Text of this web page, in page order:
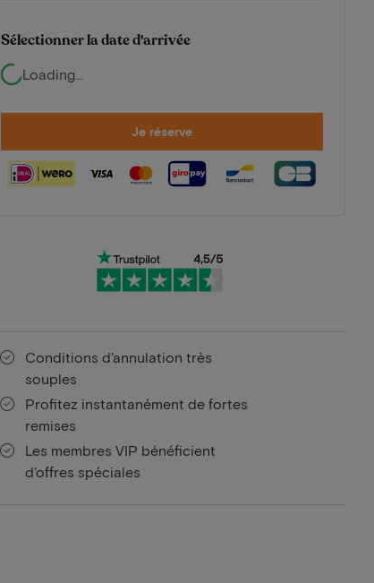
Sélectionner la date d'arrivée
Loading...
Je réserve
Conditions d'annulation très
souples
Profitez instantanément de fortes
remises
Les membres VIP bénéficient
d'offres spéciales